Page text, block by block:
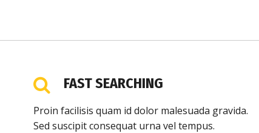
FAST SEARCHING
Proin facilisis quam id dolor malesuada gravida.
Sed suscipit consequat urna vel tempus.